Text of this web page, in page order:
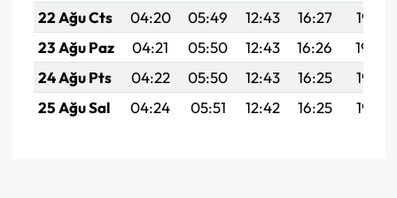
22 Ağu Cts
04:20 05:49 12:43 16:27
19:28
23 Ağu Paz
04:21 05:50 12:43 16:26
19:26
24 Ağu Pts
04:22 05:50 12:43 16:25
19:25
25 Ağu Sal
04:24 05:51 12:42 16:25 19:23